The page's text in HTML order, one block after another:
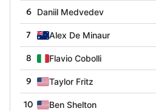
6 Daniil Medvedev
7 Alex De Minaur
8 Flavio Cobolli
9 Taylor Fritz
10 Ben Shelton